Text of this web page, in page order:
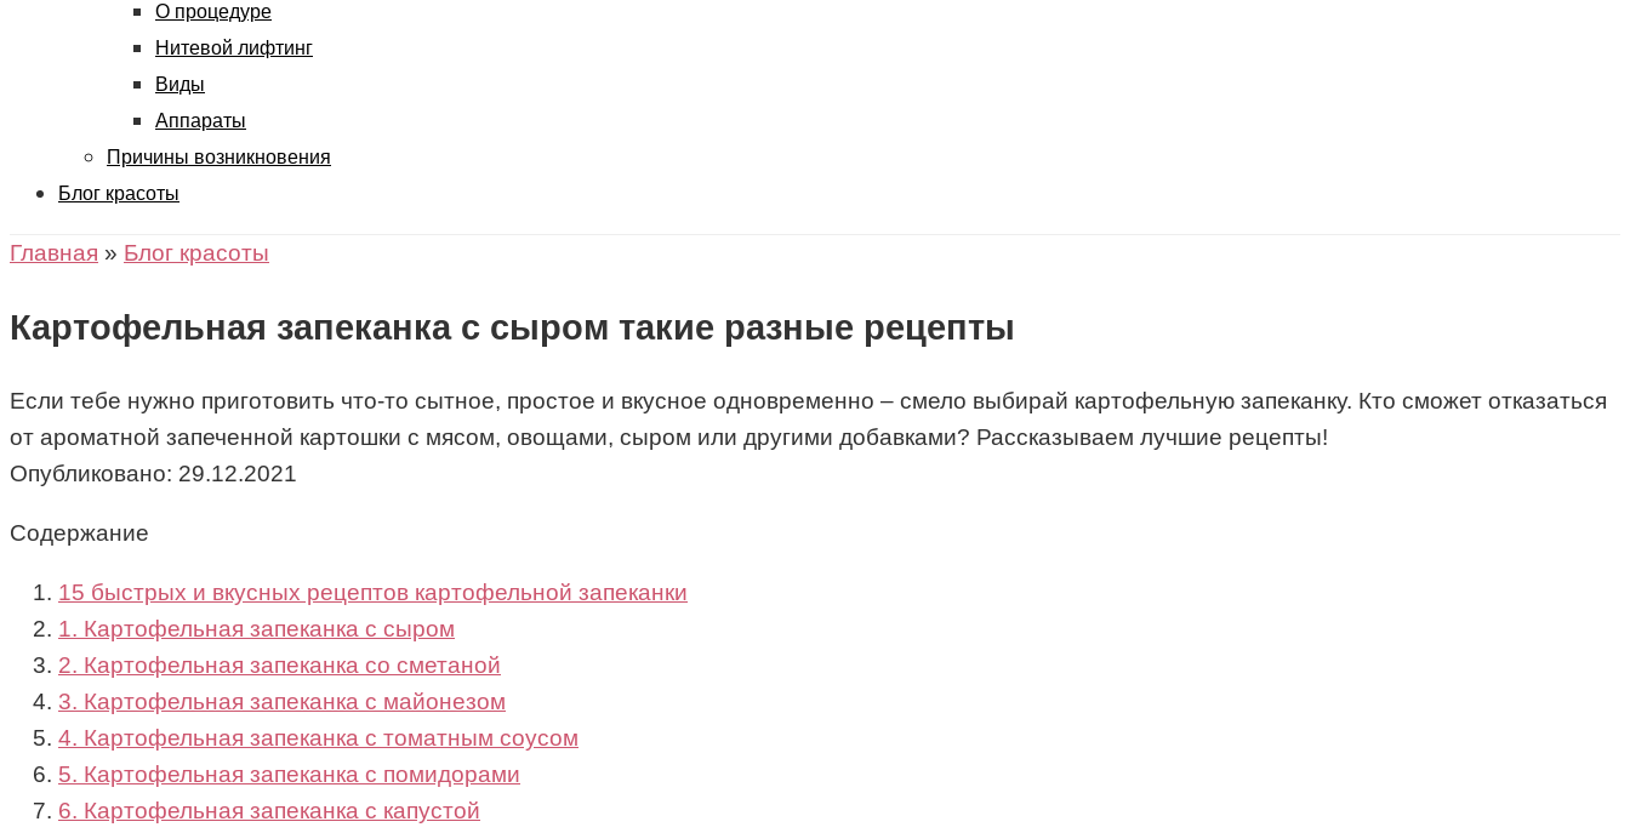
О процедуре
Нитевой лифтинг
Виды
Аппараты
Причины возникновения
Блог красоты
Главная » Блог красоты
Картофельная запеканка с сыром такие разные рецепты
Если тебе нужно приготовить что-то сытное, простое и вкусное одновременно – смело выбирай картофельную запеканку. Кто сможет отказаться
от ароматной запеченной картошки с мясом, овощами, сыром или другими добавками? Рассказываем лучшие рецепты!
Опубликовано: 29.12.2021
Содержание
15 быстрых и вкусных рецептов картофельной запеканки
1. Картофельная запеканка с сыром
2. Картофельная запеканка со сметаной
3. Картофельная запеканка с майонезом
4. Картофельная запеканка с томатным соусом
5. Картофельная запеканка с помидорами
6. Картофельная запеканка с капустой